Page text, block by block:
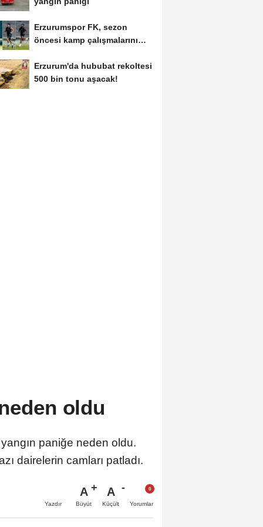
Erzurumspor FK, sezon
öncesi kamp çalışmalarını
Erzurum'da hububat rekoltesi
500 bin tonu aşacak!
oldu
paniğe neden oldu.
dairelerin camları patladı.
Yazdır
A
Büyüt
A
Küçült Yorumlar